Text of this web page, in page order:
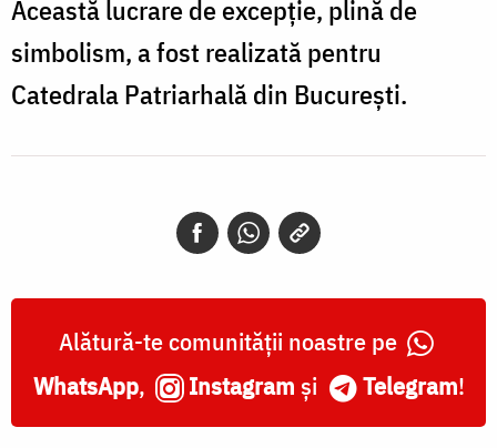
Această lucrare de excepție, plină de
simbolism, a fost realizată pentru
Catedrala Patriarhală din București.
Alătură-te comunității noastre pe
WhatsApp, Instagram și Telegram!